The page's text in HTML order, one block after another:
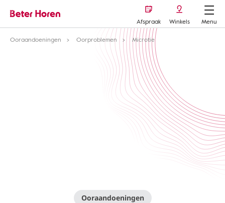
Afspraak Winkels
Menu
Ooraandoeningen
Oorproblemen Microtie
Ooraandoeningen